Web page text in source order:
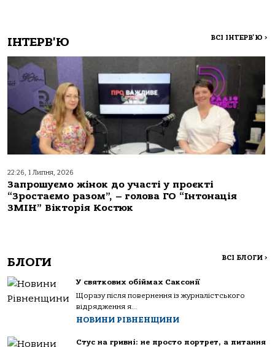
ІНТЕРВ'Ю ВСІ ІНТЕРВ'Ю >
22:26, 1 Липня, 2026
Запрошуємо жінок до участі у проєкті
“Зростаємо разом”, – голова ГО “Інтонація
ЗМІН” Вікторія Костюк
БЛОГИ ВСІ БЛОГИ >
У святкових обіймах Саксонії
Щоразу після повернення із журналістського
відрядження я...
НОВИНИ РІВНЕНЩИНИ
Стус на гривні: не просто портрет, а питання